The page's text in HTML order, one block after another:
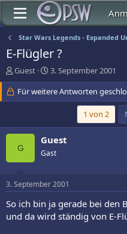
Star Wars Legends - Expanded
E-Flügler ?
E
r
s
t
l
e
Guest
E
r
s
t
t
a
3. September 2001
Für weitere Antworten
1 von 2
G
Guest
Gast
3. September 2001
So ich bin ja gerade bei den
und da wird ständig von E-